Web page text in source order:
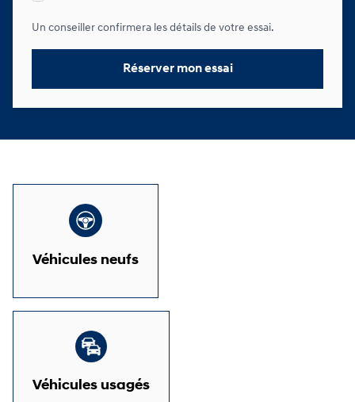
Un conseiller confirmera les détails de votre essai.
Réserver mon essai
Véhicules neufs
Véhicules usagés